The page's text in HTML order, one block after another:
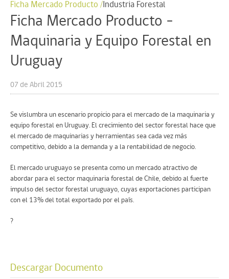
Ficha Mercado Producto / Industria Forestal
Ficha Mercado Producto –
Maquinaria y Equipo Forestal en
Uruguay
07 de Abril 2015
Se vislumbra un escenario propicio para el mercado de la maquinaria y
equipo forestal en Uruguay. El crecimiento del sector forestal hace que
el mercado de maquinarias y herramientas sea cada vez más
competitivo, debido a la demanda y a la rentabilidad de negocio.
El mercado uruguayo se presenta como un mercado atractivo de
abordar para el sector maquinaria forestal de Chile, debido al fuerte
impulso del sector forestal uruguayo, cuyas exportaciones participan
con el 13% del total exportado por el país.
?
Descargar Documento